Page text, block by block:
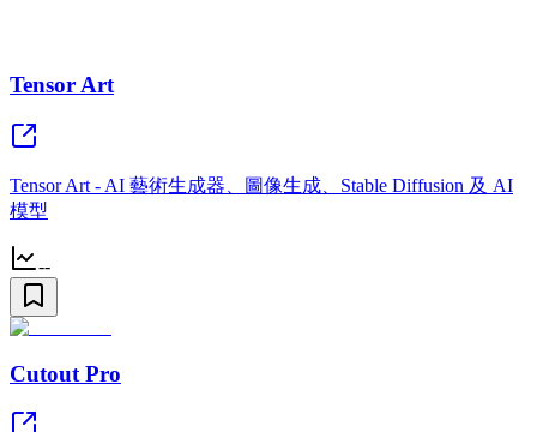
Tensor Art
Tensor Art - AI 藝術生成器、圖像生成、Stable Diffusion 及 AI
模型
--
Cutout Pro